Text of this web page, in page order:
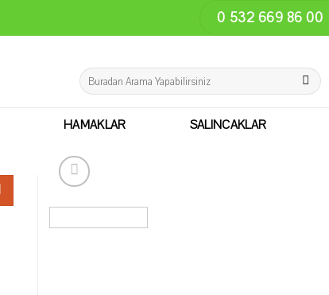
0 532 669 86 00
Ara:
HAMAKLAR SALINCAKLAR